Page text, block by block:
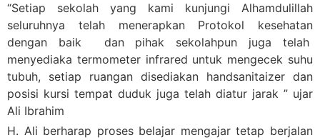
“Setiap sekolah yang kami kunjungi Alhamdulillah
seluruhnya telah menerapkan Protokol kesehatan
dengan baik dan pihak sekolahpun juga telah
menyediaka termometer infrared untuk mengecek suhu
tubuh, setiap ruangan disediakan handsanitaizer dan
posisi kursi tempat duduk juga telah diatur jarak ” ujar
Ali Ibrahim
H. Ali berharap proses belajar mengajar tetap berjalan